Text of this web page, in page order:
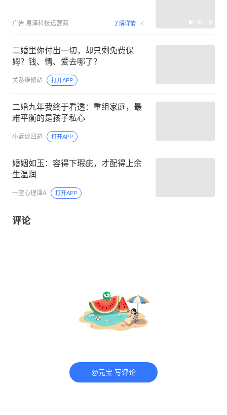
广告 易泽科技运营商 了解详情 00:15
二婚里你付出一切，却只剩免费保
姆？钱、情、爱去哪了？
关系维修站 打开APP
二婚九年我终于看透：重组家庭，最
难平衡的是孩子私心
小蓝谈回避 打开APP
婚姻如玉：容得下瑕疵，才配得上余
生温润
一堂心理课A 打开APP
评论
@元宝 写评论